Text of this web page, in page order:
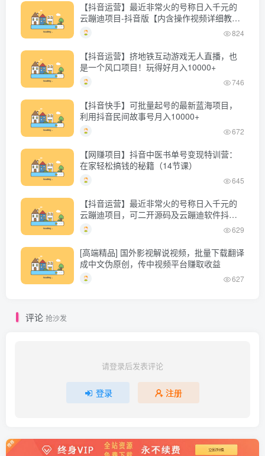
【抖音运营】最近非常火的号称日入千元的
云蹦迪项目-抖音版【内含操作视频详细教
程】
824
【抖音运营】挤地铁互动游戏无人直播，也
是一个风口项目！玩得好月入10000+
746
【抖音快手】可批量起号的最新蓝海项目，
利用抖音民间故事号月入10000+
672
【网赚项目】抖音中医书单号变现特训营：
在家轻松搞钱的秘籍（14节课）
645
【抖音运营】最近非常火的号称日入千元的
云蹦迪项目，可二开源码及云蹦迪软件抖音
版
629
[高端精品] 国外影视解说视频，批量下载翻译
成中文伪原创，传中视频平台赚取收益
627
评论 抢沙发
请登录后发表评论
登录 注册